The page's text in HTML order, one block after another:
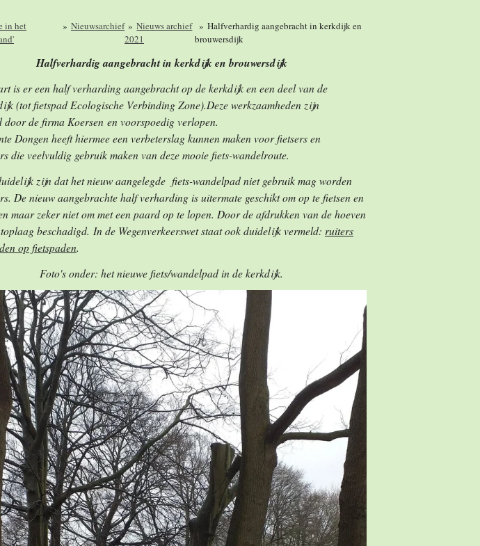
in het
» Nieuwsarchief » Nieuws archief
2021
» Halfverhardig aangebracht in kerkdijk en
brouwersdijk
Halfverhardig aangebracht in kerkdijk en brouwersdijk
is er een half verharding aangebracht op de kerkdijk en een deel van de
(tot fietspad Ecologische Verbinding Zone).Deze werkzaamheden zijn
door de firma Koersen en voorspoedig verlopen.
Dongen heeft hiermee een verbeterslag kunnen maken voor fietsers en
die veelvuldig gebruik maken van deze mooie fiets-wandelroute.
zijn dat het nieuw aangelegde fiets-wandelpad niet gebruik mag worden
De nieuw aangebrachte half verharding is uitermate geschikt om op te fietsen en
maar zeker niet om met een paard op te lopen. Door de afdrukken van de hoeven
beschadigd. In de Wegenverkeerswet staat ook duidelijk vermeld: ruiters
op fietspaden.
Foto's onder: het nieuwe fiets/wandelpad in de kerkdijk.